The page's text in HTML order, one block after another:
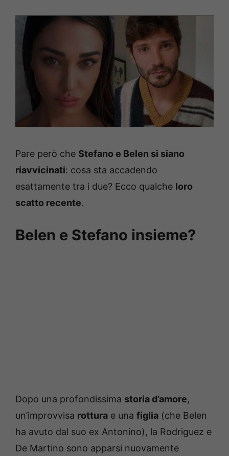
Pare però che Stefano e Belen si siano
riavvicinati: cosa sta accadendo
esattamente tra i due? Ecco qualche loro
scatto recente.
Belen e Stefano insieme?
Dopo una profondissima storia d’amore,
un’improvvisa rottura e una figlia (che Belen
ha avuto dal suo ex Antonino), la Rodriguez e
De Martino sono apparsi nuovamente